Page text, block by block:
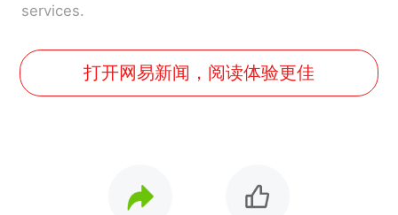
services.
打开网易新闻，阅读体验更佳